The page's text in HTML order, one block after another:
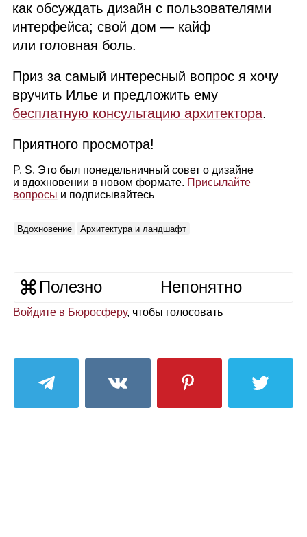
как обсуждать дизайн с пользователями
интерфейса; свой дом — кайф
или головная боль.
Приз за самый интересный вопрос я хочу
вручить Илье и предложить ему
бесплатную консультацию архитектора.
Приятного просмотра!
P. S. Это был понедельничный совет о дизайне
и вдохновении в новом формате. Присылайте
вопросы и подписывайтесь
Вдохновение Архитектура и ландшафт
Полезно Непонятно
Войдите в Бюросферу, чтобы голосовать